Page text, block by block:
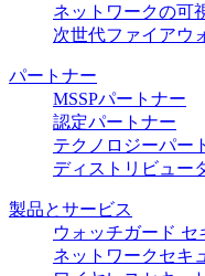
ネットワークの可
次世代ファイアウ
パートナー
MSSPパートナー
認定パートナー
テクノロジーパー
ディストリビュー
製品とサービス
ウォッチガード セ
ネットワークセキ